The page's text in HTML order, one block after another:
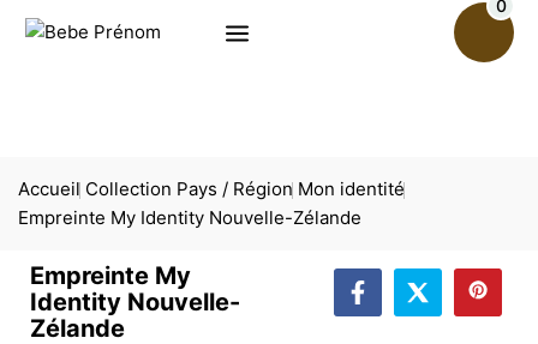
0
Accueil Collection Pays / Région Mon identité
Empreinte My Identity Nouvelle-Zélande
Empreinte My
Identity Nouvelle-
Zélande